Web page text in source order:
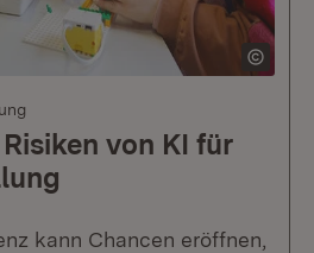
von KI für
kann Chancen eröffnen,